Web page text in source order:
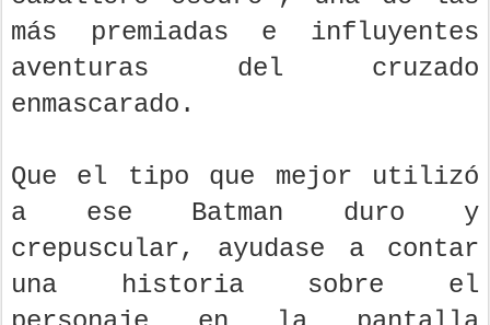
más premiadas e influyentes
aventuras del cruzado
enmascarado.
Que el tipo que mejor utilizó
a ese Batman duro y
crepuscular, ayudase a contar
una historia sobre el